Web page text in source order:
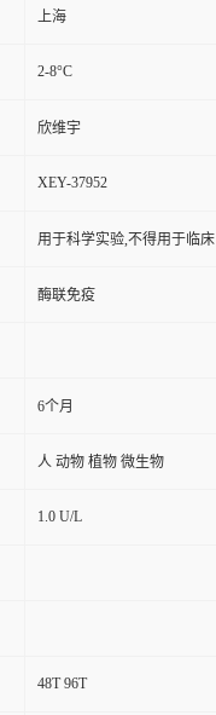
上海
2-8°C
欣维宇
XEY-37952
用于科学实验,不得用于临床
酶联免疫
6个月
人 动物 植物 微生物
1.0 U/L
48T 96T